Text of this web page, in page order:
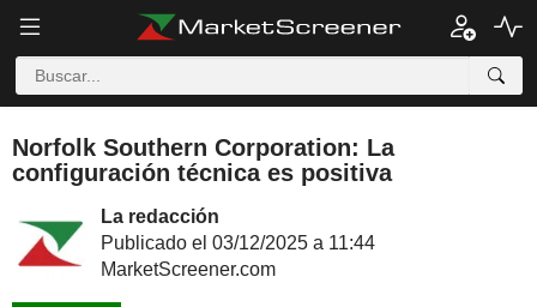
Norfolk Southern Corporation: La
configuración técnica es positiva
La redacción
Publicado el 03/12/2025 a 11:44
MarketScreener.com